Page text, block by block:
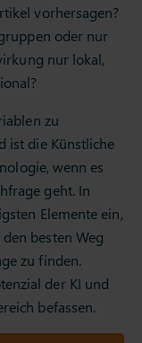
vorhersagen?
oder nur
nur lokal,
zu
ist die Künstliche
wenn es
geht. In
Elemente ein,
besten Weg
zu finden.
der KI und
befassen.